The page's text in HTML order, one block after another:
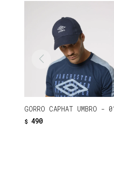
GORRO CAPHAT UMBRO -
$ 490